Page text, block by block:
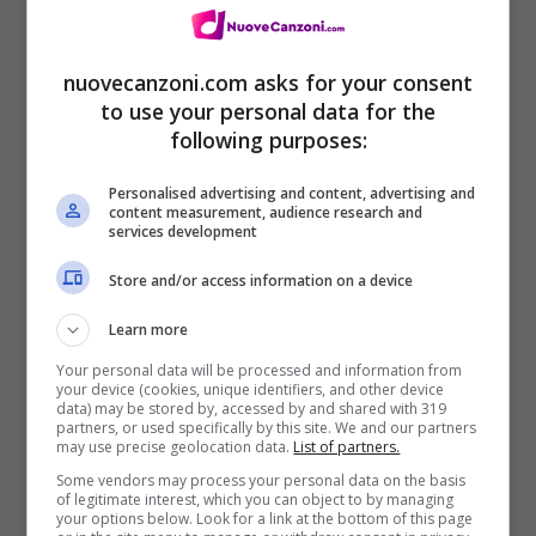
Vivo per amarti
E adoro amarti
E vivo per amarti, ragazzo
Vivere per amare te
E mi piace amarti
E vivo per amarti, ragazzo
Nessun oro può rimanere
Come l’amore o la limonata
nuovecanzoni.com asks for your consent
to use your personal data for the
following purposes:
Personalised advertising and content, advertising and
content measurement, audience research and
services development
Store and/or access information on a device
Learn more
Your personal data will be processed and information from
your device (cookies, unique identifiers, and other device
data) may be stored by, accessed by and shared with 319
partners, or used specifically by this site. We and our partners
may use precise geolocation data. List of partners.
Some vendors may process your personal data on the basis
of legitimate interest, which you can object to by managing
your options below. Look for a link at the bottom of this page